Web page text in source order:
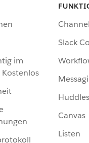
im
Kostenlos
Slack
Huddles
Canvas
Listen